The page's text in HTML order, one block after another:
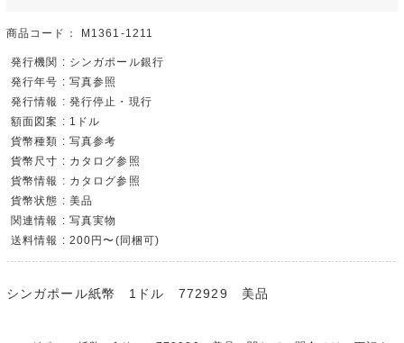
商品コード： M1361-1211
発行機関 : シンガポール銀行
発行年号 : 写真参照
発行情報 : 発行停止・現行
額面図案 : 1ドル
貨幣種類 : 写真参考
貨幣尺寸 : カタログ参照
貨幣情報 : カタログ参照
貨幣状態 : 美品
関連情報 : 写真実物
送料情報 : 200円〜(同梱可)
シンガポール紙幣 1ドル 772929 美品